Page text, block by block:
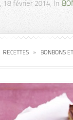
, 18 février 2014, In
RECETTES » BONBONS